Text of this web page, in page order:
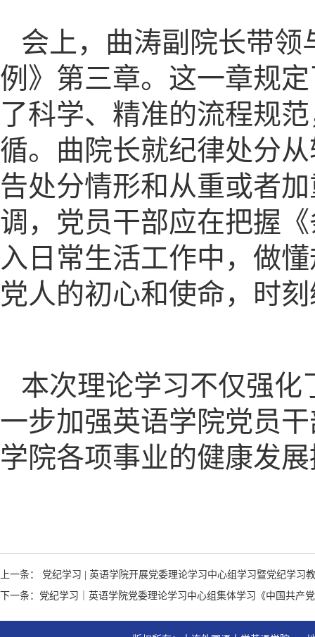
会上，曲涛副院长带
例》第三章。这一章规
了科学、精准的流程规
循。曲院长就纪律处分
告处分情形和从重或者
调，党员干部应在把握
入日常生活工作中，做
党人的初心和使命，时
本次理论学习不仅强
一步加强英语学院党员
学院各项事业的健康发
上一条： 党纪学习 | 英语学院开展党委理论学习中心组学习暨党纪学习
下一条：党纪学习｜英语学院党委理论学习中心组集体学习《中国共产